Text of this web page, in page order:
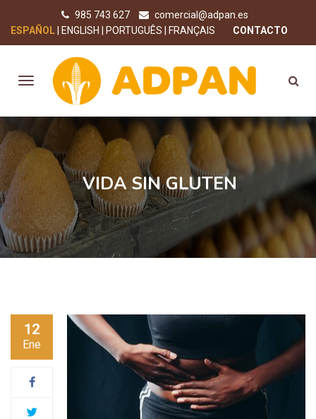
985 743 627
comercial@adpan.es
CONTACTO
ESPAÑOL ENGLISH PORTUGUÊS FRANÇAIS
VIDA SIN GLUTEN
12
Ene